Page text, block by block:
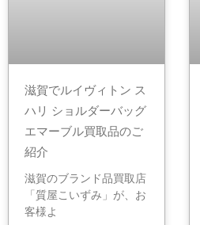
滋賀でルイヴィトン ス
ハリ ショルダーバッグ
エマーブル買取品のご
紹介
滋賀のブランド品買取店
「質屋こいずみ」が、お
客様よ